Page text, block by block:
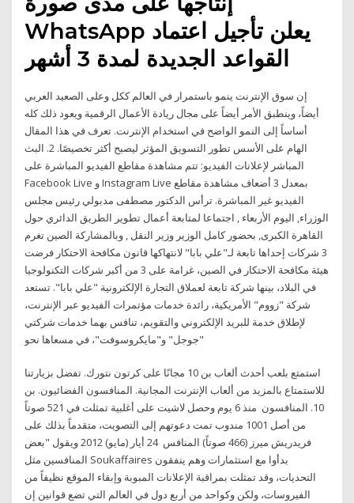
WhatsApp يعلن تأجيل اعتماد
إن سوق الإنترنت ينمو باستمرار في العالم ككل وعلى الصعيد العربي
أيضاً، وينطبق الأمر أيضاً على مجال ريادة الأعمال الرقمية ويعود ذلك كله
أساساً إلى النمو الواضح في استخدام الإنترنت. تعرف في هذا المقال
الهام على الأسس تطور التسويق المؤثر ليصبح أكثر تخصيصًا. 2. البث
المباشر لإعلانات الفيديو: تتم مشاهدة مقاطع الفيديو المباشرة على
Facebook Live و Instagram Live بمعدل 3 أضعاف مشاهدة مقاطع
الفيديو غير المباشرة. ترأس الدكتور مصطفى مدبولي رئيس مجلس
الوزراء, اليوم الأربعاء , اجتماعا لمتابعة أعمال تطوير الطريق الدائري حول
القاهرة الكبرى, بحضور كامل الوزير وزير النقل , وبالمشاركة الصين تغرم
3 شركات إحداها تابعة لـ"علي بابا" لانتهاكها قانون مكافحة الاحتكار فرضت
هيئة مكافحة الاحتكار في الصين، غرامة على 3 من أكبر شركات التكنولوجيا
في البلاد، بينها شركة تابعة لعملاق التجارة الإلكترونية "علي بابا". تستعد
شركة "زووم" الأمريكية، رائدة خدمات مؤتمرات الفيديو عبر الإنترنت،
لإطلاق خدمة للبريد الإلكتروني والتقويم، تنافس بهما خدمات شركتي
"جوجل" و"مايكروسوفت"، في مسعاها نحو
استمتع بلعب أحدث ألعاب بن 10 مجانًا على كرتون نتورك. تفضل بزيارتنا
للاستمتاع بالمزيد من ألعاب الإنترنت المجانية. المنافسون الفضائيون. بن
10. المنافسون منذ 6 يوم وحصل لاشيت على أغلبية تمثلت في 521 صوتاً
من أصل 1001 مندوب تمت دعوتهم إلى التصويت، متقدماً بذلك على
فريدريش ميرز (466 صوتاً) المنافس 24 أيار (مايو) 2012 ويقول "بعض
المنافسين مثل Soukaffaires بدأوا مع استثمارات وهم ينفقون
التحديات، وقد تمثلت بمراقبة الإعلانات المبوبة وإبقاء الموقع نظيفاً من
الفيروسات، ولكن وكواحد من أربع دول في العالم التي تضع قوانين إن